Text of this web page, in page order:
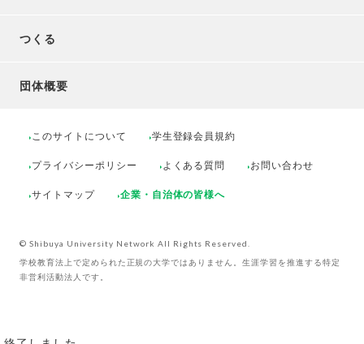
つくる
団体概要
このサイトについて 学生登録会員規約
プライバシーポリシー よくある質問 お問い合わせ
サイトマップ 企業・自治体の皆様へ
© Shibuya University Network All Rights Reserved.
学校教育法上で定められた正規の大学ではありません。生涯学習を推進する特定
非営利活動法人です。